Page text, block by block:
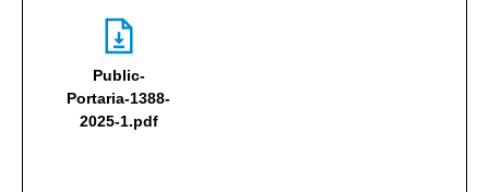
Public-
Portaria-1388-
2025-1.pdf